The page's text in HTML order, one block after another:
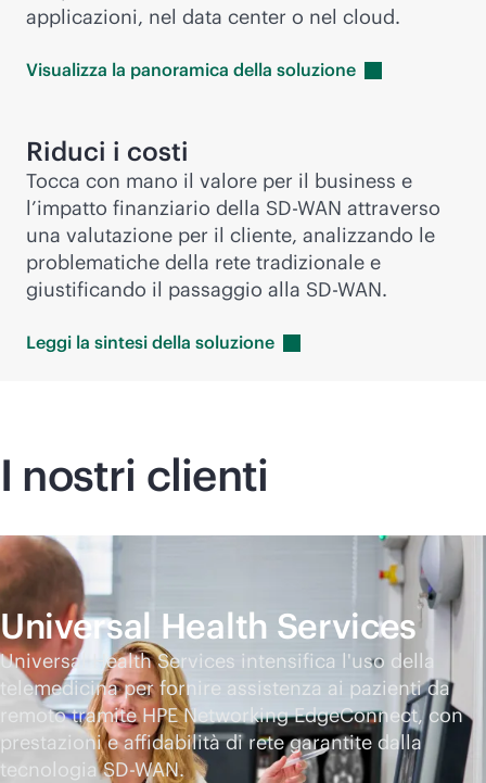
applicazioni, nel data center o nel cloud.
Visualizza la panoramica della soluzione
Riduci i costi
Tocca con mano il valore per il business e
l’impatto finanziario della SD-WAN attraverso
una valutazione per il cliente, analizzando le
problematiche della rete tradizionale e
giustificando il passaggio alla SD-WAN.
Leggi la sintesi della soluzione
I nostri clienti
Universal Health Services
Universal Health Services intensifica l'uso della
telemedicina per fornire assistenza ai pazienti da
remoto tramite HPE Networking EdgeConnect, con
prestazioni e affidabilità di rete garantite dalla
tecnologiaSD-WAN.